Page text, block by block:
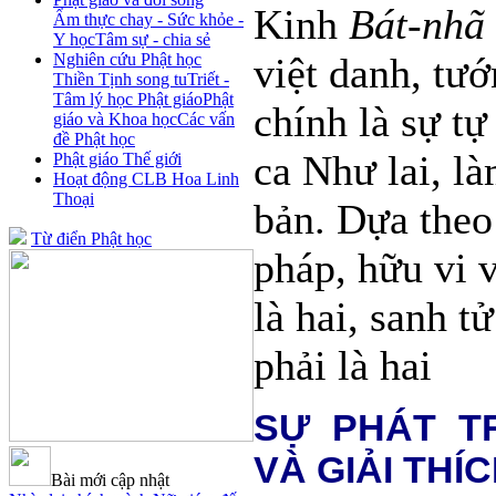
Ẩm thực chay - Sức khỏe -
Y họcTâm sự - chia sẻ
Nghiên cứu Phật học
Thiền Tịnh song tuTriết -
Tâm lý học Phật giáoPhật
giáo và Khoa họcCác vấn
đề Phật học
Phật giáo Thế giới
Hoạt động CLB Hoa Linh
Thoại
Từ điển Phật học
Bài mới cập nhật
Kinh Bát-nhã
việt danh,
chính là sự
ca Như lai,
bản. Dựa
pháp, hữu vi
là hai, sanh
phải là hai
SỰ PHÁT
VÀ GIẢI